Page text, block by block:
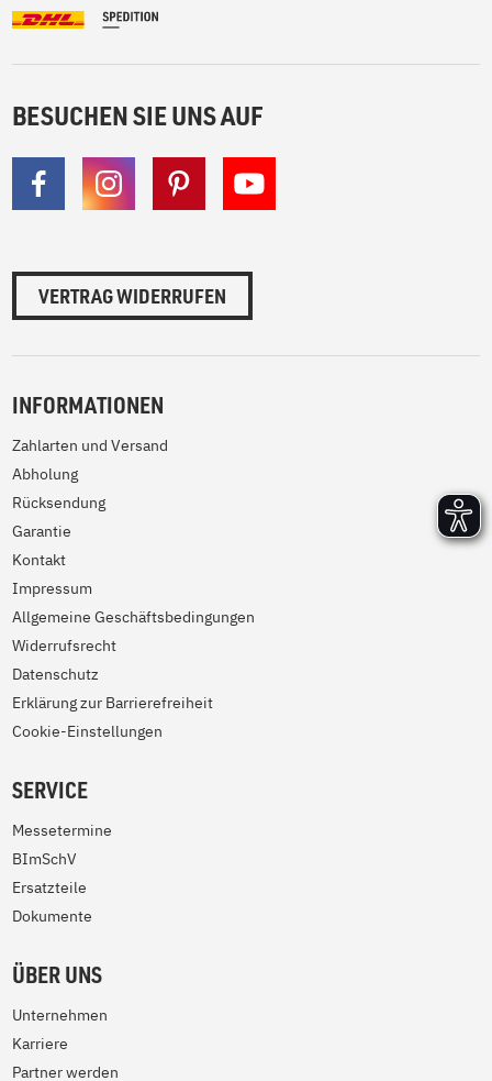
BESUCHEN SIE UNS AUF
VERTRAG WIDERRUFEN
INFORMATIONEN
Zahlarten und Versand
Abholung
Rücksendung
Garantie
Kontakt
Impressum
Allgemeine Geschäftsbedingungen
Widerrufsrecht
Datenschutz
Erklärung zur Barrierefreiheit
Cookie-Einstellungen
SERVICE
Messetermine
BImSchV
Ersatzteile
Dokumente
ÜBER UNS
Unternehmen
Karriere
Partner werden